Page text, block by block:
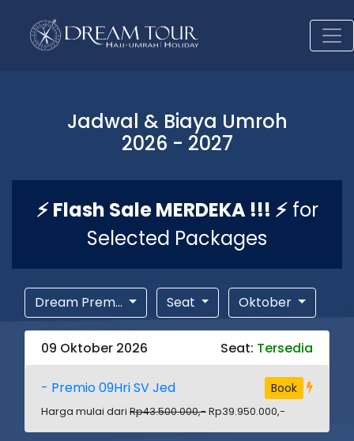
Jadwal & Biaya Umroh
2026 - 2027
⚡ Flash Sale MERDEKA !!! ⚡for
Selected Packages
Dream Prem... Seat Oktober
09 Oktober 2026 Seat: Tersedia
- Premio 09Hri SV Jed Book
Harga mulai dari Rp43.500.000,-Rp39.950.000,-